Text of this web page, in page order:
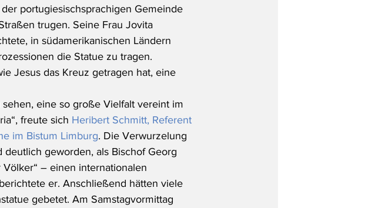
portugiesischsprachigen Gemeinde
trugen. Seine Frau Jovita
in südamerikanischen Ländern
die Statue zu tragen.
Jesus das Kreuz getragen hat, eine
eine so große Vielfalt vereint im
freute sich Heribert Schmitt, Referent
im Bistum Limburg. Die Verwurzelung
geworden, als Bischof Georg
– einen internationalen
er. Anschließend hätten viele
gebetet. Am Samstagvormittag